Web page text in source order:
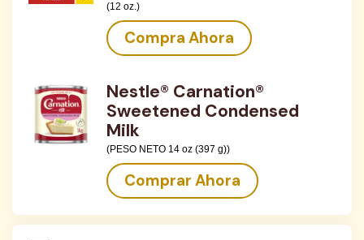
(12 oz.)
Compra Ahora
Nestle® Carnation®
Sweetened Condensed
Milk
(PESO NETO 14 oz (397 g))
Comprar Ahora